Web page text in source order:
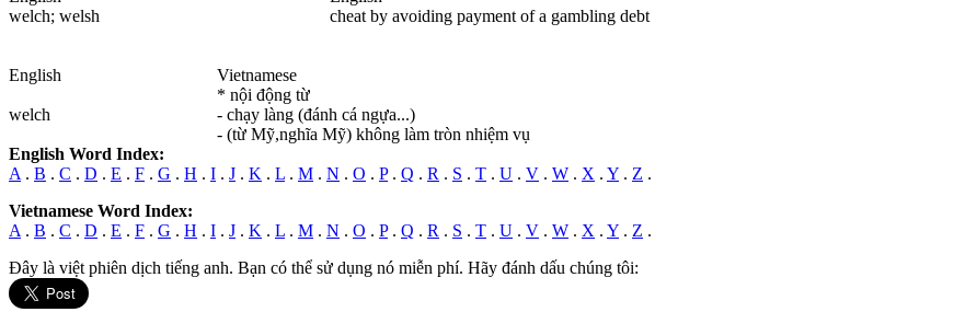
welch; welsh cheat by avoiding payment of a gambling debt
English
Vietnamese
welch
* nội động từ
- chạy làng (đánh cá ngựa...)
- (từ Mỹ,nghĩa Mỹ) không làm tròn nhiệm vụ
English Word Index:
A . B . C . D . E . F . G . H . I . J . K . L . M . N . O . P. Q . R . S . T . U . V . W . X . Y . Z .
Vietnamese Word Index:
A . B . C . D . E . F . G . H . I . J . K . L . M . N . O . P. Q . R . S . T . U . V . W . X . Y . Z .
Đây là việt phiên dịch tiếng anh. Bạn có thể sử dụng nó miễn phí. Hãy đánh dấu chúng tôi: